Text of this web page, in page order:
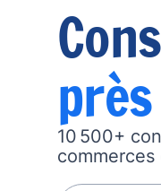
10 500+